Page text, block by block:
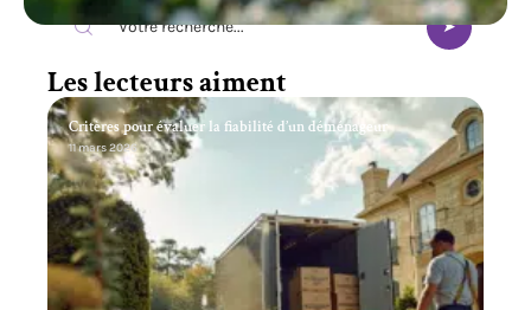
Les lecteurs aiment
Critères pour évaluer la fiabilité d’un déménageur
11 mars 2026